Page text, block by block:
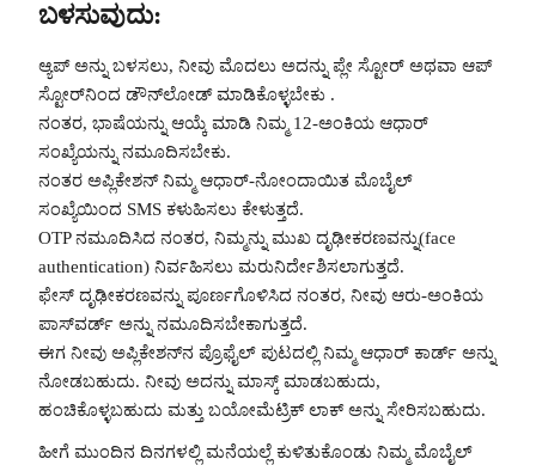
ಬಳಸುವುದು:
ಆ್ಯಪ್ ಅನ್ನು ಬಳಸಲು, ನೀವು ಮೊದಲು ಅದನ್ನು ಪ್ಲೇ ಸ್ಟೋರ್ ಅಥವಾ ಆಪ್
ಸ್ಟೋರ್‌ನಿಂದ ಡೌನ್‌ಲೋಡ್ ಮಾಡಿಕೊಳ್ಳಬೇಕು .
ನಂತರ, ಭಾಷೆಯನ್ನು ಆಯ್ಕೆ ಮಾಡಿ ನಿಮ್ಮ 12-ಅಂಕಿಯ ಆಧಾರ್
ಸಂಖ್ಯೆಯನ್ನು ನಮೂದಿಸಬೇಕು.
ನಂತರ ಅಪ್ಲಿಕೇಶನ್ ನಿಮ್ಮ ಆಧಾರ್-ನೋಂದಾಯಿತ ಮೊಬೈಲ್
ಸಂಖ್ಯೆಯಿಂದ SMS ಕಳುಹಿಸಲು ಕೇಳುತ್ತದೆ.
OTP ನಮೂದಿಸಿದ ನಂತರ, ನಿಮ್ಮನ್ನು ಮುಖ ದೃಢೀಕರಣವನ್ನು(face
authentication) ನಿರ್ವಹಿಸಲು ಮರುನಿರ್ದೇಶಿಸಲಾಗುತ್ತದೆ.
ಫೇಸ್ ದೃಢೀಕರಣವನ್ನು ಪೂರ್ಣಗೊಳಿಸಿದ ನಂತರ, ನೀವು ಆರು-ಅಂಕಿಯ
ಪಾಸ್‌ವರ್ಡ್ ಅನ್ನು ನಮೂದಿಸಬೇಕಾಗುತ್ತದೆ.
ಈಗ ನೀವು ಅಪ್ಲಿಕೇಶನ್‌ನ ಪ್ರೊಫೈಲ್ ಪುಟದಲ್ಲಿ ನಿಮ್ಮ ಆಧಾರ್ ಕಾರ್ಡ್ ಅನ್ನು
ನೋಡಬಹುದು. ನೀವು ಅದನ್ನು ಮಾಸ್ಕ್ ಮಾಡಬಹುದು,
ಹಂಚಿಕೊಳ್ಳಬಹುದು ಮತ್ತು ಬಯೋಮೆಟ್ರಿಕ್ ಲಾಕ್ ಅನ್ನು ಸೇರಿಸಬಹುದು.
ಹೀಗೆ ಮುಂದಿನ ದಿನಗಳಲ್ಲಿ ಮನೆಯಲ್ಲೆ ಕುಳಿತುಕೊಂಡು ನಿಮ್ಮ ಮೊಬೈಲ್